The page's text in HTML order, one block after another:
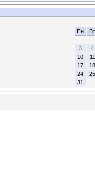
Пн
Вт
3
4
10
11
17
18
24
25
31